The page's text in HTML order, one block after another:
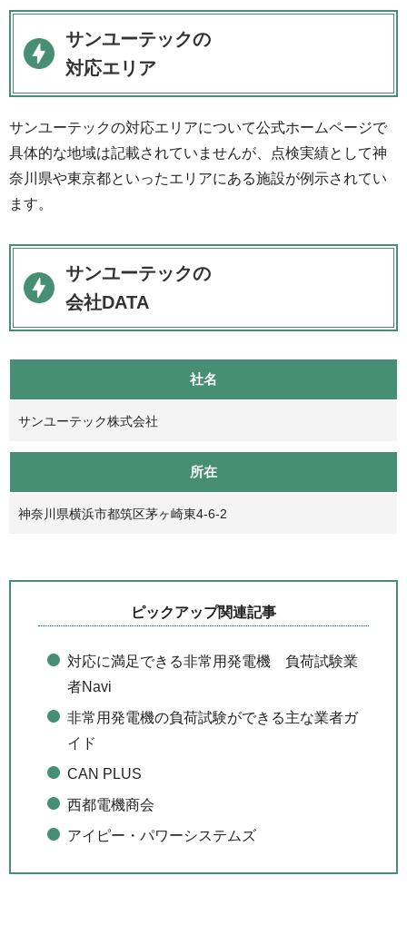
サンユーテックの
対応エリア
サンユーテックの対応エリアについて公式ホームページで
具体的な地域は記載されていませんが、点検実績として神
奈川県や東京都といったエリアにある施設が例示されてい
ます。
サンユーテックの
会社DATA
社名
サンユーテック株式会社
所在
神奈川県横浜市都筑区茅ヶ崎東4-6-2
ピックアップ関連記事
対応に満足できる非常用発電機 負荷試験業
者Navi
非常用発電機の負荷試験ができる主な業者ガ
イド
CAN PLUS
西都電機商会
アイピー・パワーシステムズ